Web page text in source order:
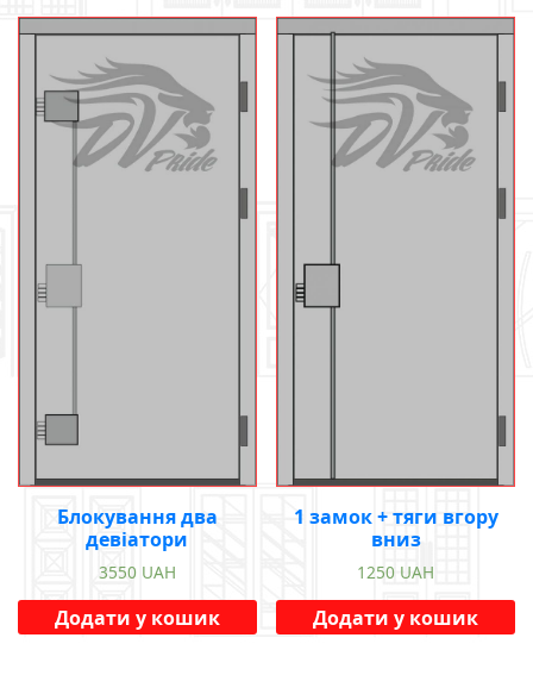
Блокування два
девіатори
3550 UAH
Додати у кошик
1 замок + тяги вгору
вниз
1250 UAH
Додати у кошик